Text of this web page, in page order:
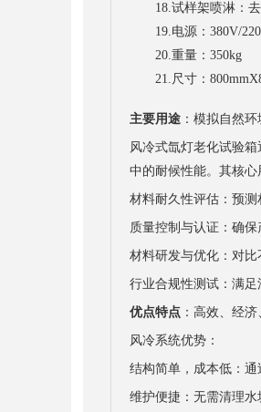
18.试样架喷淋：去
19.电源：380V/
20.重量：350kg
21.尺寸：
主要用途：模拟自然
风冷式氙灯老化试验
中的耐候性能。其核心
材料耐久性评估：预
质量控制与认证：确
材料研发与优化：对
行业合规性测试：满
优点特点：高效、经济
风冷系统优势：
结构简单，成本低：
维护便捷：无需清理